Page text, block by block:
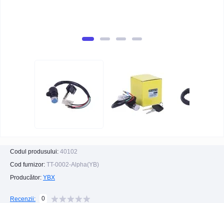
Codul produsului: 40102
Cod furnizor: TT-0002-Alpha(YB)
Producător: YBX
Recenzii: 0